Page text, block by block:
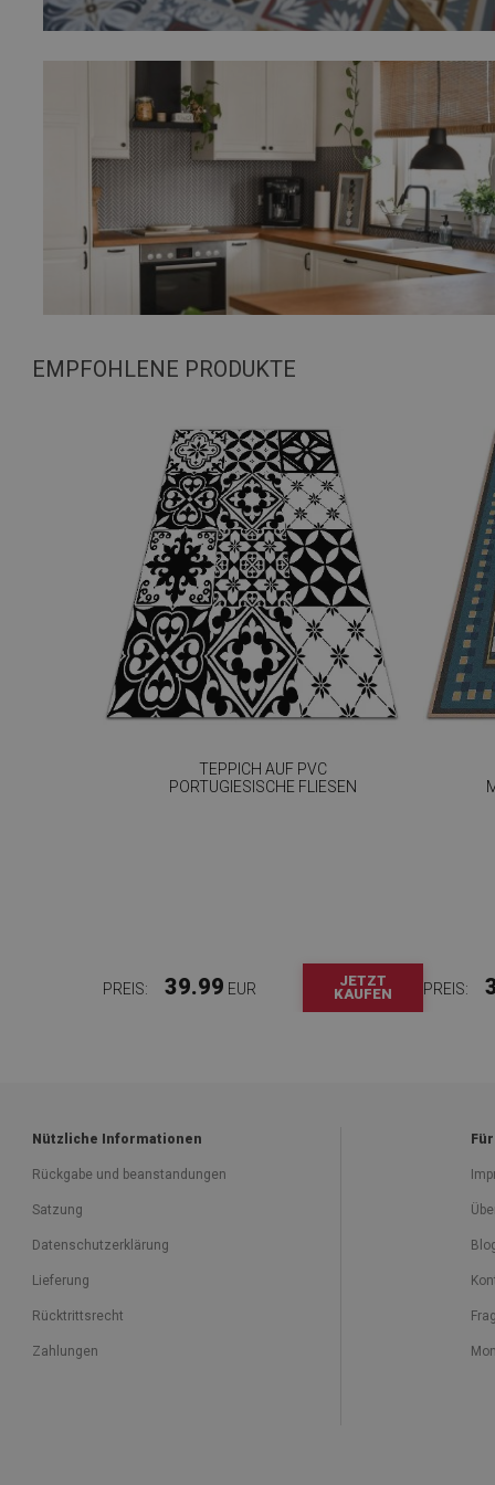
EMPFOHLENE PRODUKTE
TEPPICH AUF PVC
PORTUGIESISCHE FLIESEN
PREIS: 39.99 EUR
JETZT
KAUFEN
PREIS:
Nützliche Informationen
Rückgabe und beanstandungen
Satzung
Datenschutzerklärung
Lieferung
Rücktrittsrecht
Zahlungen